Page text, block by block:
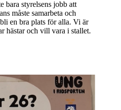
bara styrelsens jobb att
måste samarbeta och
en bra plats för alla. Vi är
hästar och vill vara i stallet.